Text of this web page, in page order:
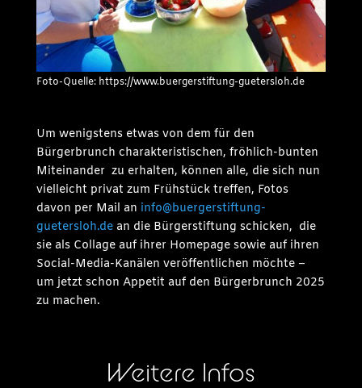
Foto-Quelle: https://www.buergerstiftung-guetersloh.de
Um wenigstens etwas von dem für den
Bürgerbrunch charakteristischen, fröhlich-bunten
Miteinander zu erhalten, können alle, die sich nun
vielleicht privat zum Frühstück treffen, Fotos
davon per Mail an info@buergerstiftung-
guetersloh.dean die Bürgerstiftung schicken, die
sie als Collage auf ihrer Homepage sowie auf ihren
Social-Media-Kanälen veröffentlichen möchte –
um jetzt schon Appetit auf den Bürgerbrunch 2025
zu machen.
Weitere Infos